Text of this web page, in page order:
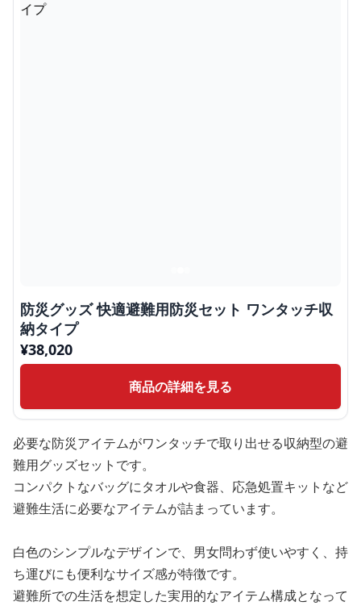
防災グッズ 快適避難用防災セット ワンタッチ収
納タイプ
¥38,020
商品の詳細を見る
必要な防災アイテムがワンタッチで取り出せる収納型の避
難用グッズセットです。
コンパクトなバッグにタオルや食器、応急処置キットなど
避難生活に必要なアイテムが詰まっています。
白色のシンプルなデザインで、男女問わず使いやすく、持
ち運びにも便利なサイズ感が特徴です。
避難所での生活を想定した実用的なアイテム構成となって